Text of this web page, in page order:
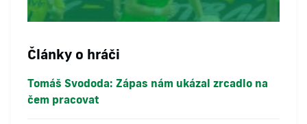
Články o hráči
Tomáš Svododa: Zápas nám ukázal zrcadlo na
čem pracovat